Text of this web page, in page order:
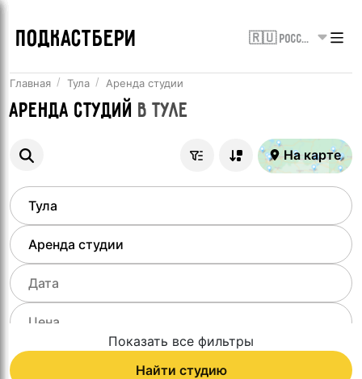
ПОДКАСТБЕРИ 🇷🇺 Россия
Главная Тула Аренда студии
Аренда студий вТуле
На карте
Показать все фильтры
Найти студию